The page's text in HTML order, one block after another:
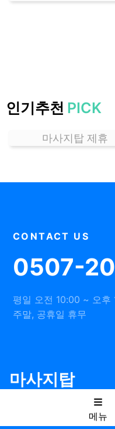
천인기추천 PICK
마사지탑 제휴
CONTACT US
0507-
평일 오전 10:00 ~ 오후
주말, 공휴일 휴무
마사지탑
메뉴